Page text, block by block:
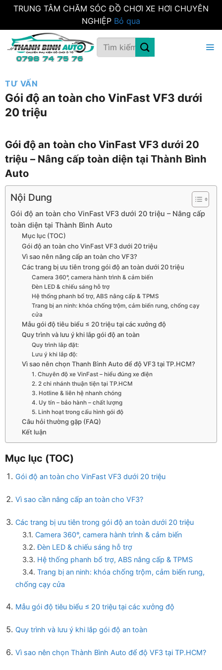
TRUNG TÂM CHĂM SÓC ĐỒ CHƠI XE HƠI CHUYÊN
NGHIỆP Bỏ qua
qua
Tìm
kiếm:
TƯ VẤN
Gói độ an toàn cho VinFast VF3 dưới
20 triệu
Gói độ an toàn cho VinFast VF3 dưới 20
triệu – Nâng cấp toàn diện tại Thành Bình
Auto
Nội Dung
Gói độ an toàn cho VinFast VF3 dưới 20 triệu – Nâng cấp
toàn diện tại Thành Bình Auto
Mục lục (TOC)
Gói độ an toàn cho VinFast VF3 dưới 20 triệu
Vì sao nên nâng cấp an toàn cho VF3?
Các trang bị ưu tiên trong gói độ an toàn dưới 20 triệu
Camera 360°, camera hành trình & cảm biến
Đèn LED & chiếu sáng hỗ trợ
Hệ thống phanh bổ trợ, ABS nâng cấp & TPMS
Trang bị an ninh: khóa chống trộm, cảm biến rung, chống cạy
cửa
Mẫu gói độ tiêu biểu ≤ 20 triệu tại các xưởng độ
Quy trình và lưu ý khi lắp gói độ an toàn
Quy trình lắp đặt:
Lưu ý khi lắp độ:
Vì sao nên chọn Thanh Bình Auto để độ VF3 tại TP.HCM?
1. Chuyên độ xe VinFast – hiểu đúng xe điện
2. 2 chi nhánh thuận tiện tại TP.HCM
3. Hotline & liên hệ nhanh chóng
4. Uy tín – bảo hành – chất lượng
5. Linh hoạt trong cấu hình gói độ
Câu hỏi thường gặp (FAQ)
Kết luận
Mục lục (TOC)
Gói độ an toàn cho VinFast VF3 dưới 20 triệu
Vì sao cần nâng cấp an toàn cho VF3?
Các trang bị ưu tiên trong gói độ an toàn dưới 20 triệu
3.1. Camera 360°, camera hành trình & cảm biến
3.2.Đèn LED & chiếu sáng hỗ trợ
3.3. Hệ thống phanh bổ trợ, ABS nâng cấp & TPMS
3.4. Trang bị an ninh: khóa chống trộm, cảm biến rung,
chống cạy cửa
Mẫu gói độ tiêu biểu ≤ 20 triệu tại các xưởng độ
Quy trình và lưu ý khi lắp gói độ an toàn
Vì sao nên chọn Thành Bình Auto để độ VF3 tại TP.HCM?